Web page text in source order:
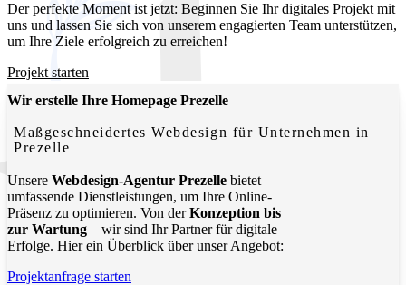
Der perfekte Moment ist jetzt: Beginnen Sie Ihr digitales Projekt mit
uns und lassen Sie sich von unserem engagierten Team unterstützen,
um Ihre Ziele erfolgreich zu erreichen!
Projekt starten
Wir erstelle Ihre Homepage Prezelle
Maßgeschneidertes Webdesign für Unternehmen in
Prezelle
Unsere Webdesign-Agentur Prezelle bietet
umfassende Dienstleistungen, um Ihre Online-
Präsenz zu optimieren. Von derKonzeption bis
zur Wartung – wir sind Ihr Partner für digitale
Erfolge. Hier ein Überblick über unser Angebot:
Projektanfrage starten